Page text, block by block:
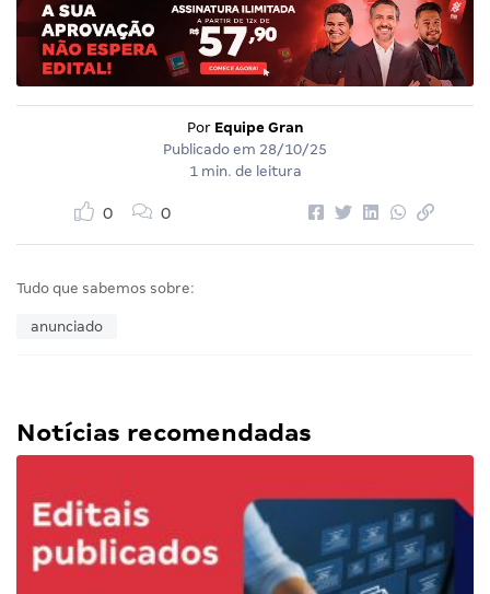
Por Equipe Gran
Publicado em 28/10/25
1 min. de leitura
0 0
Tudo que sabemos sobre:
anunciado
Notícias recomendadas